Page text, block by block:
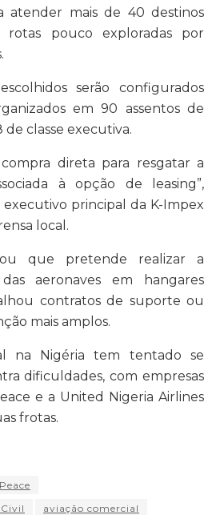
atender mais de 40 destinos
rotas pouco exploradas por
serão configurados
em 90 assentos de
de classe executiva.
compra direta para resgatar a
à opção de leasing”,
principal da K-Impex
local.
que pretende realizar a
aeronaves em hangares
contratos de suporte ou
mais amplos.
na Nigéria tem tentado se
dificuldades, com empresas
e a United Nigeria Airlines
frotas.
aviação comercial